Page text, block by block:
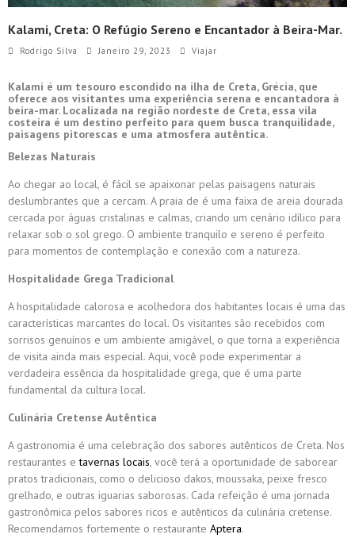
Kalami, Creta: O Refúgio Sereno e Encantador à Beira-Mar.
Rodrigo Silva Janeiro 29, 2023 Viajar
Kalami é um tesouro escondido na ilha de Creta, Grécia, que
oferece aos visitantes uma experiência serena e encantadora à
beira-mar. Localizada na região nordeste de Creta, essa vila
costeira é um destino perfeito para quem busca tranquilidade,
paisagens pitorescas e uma atmosfera autêntica.
Belezas Naturais
Ao chegar ao local, é fácil se apaixonar pelas paisagens naturais
deslumbrantes que a cercam. A praia de é uma faixa de areia dourada
cercada por águas cristalinas e calmas, criando um cenário idílico para
relaxar sob o sol grego. O ambiente tranquilo e sereno é perfeito
para momentos de contemplação e conexão com a natureza.
Hospitalidade Grega Tradicional
A hospitalidade calorosa e acolhedora dos habitantes locais é uma das
características marcantes do local. Os visitantes são recebidos com
sorrisos genuínos e um ambiente amigável, o que torna a experiência
de visita ainda mais especial. Aqui, você pode experimentar a
verdadeira essência da hospitalidade grega, que é uma parte
fundamental da cultura local.
Culinária Cretense Autêntica
A gastronomia é uma celebração dos sabores autênticos de Creta. Nos
restaurantes e tavernas locais, você terá a oportunidade de saborear
pratos tradicionais, como o delicioso dakos, moussaka, peixe fresco
grelhado, e outras iguarias saborosas. Cada refeição é uma jornada
gastronômica pelos sabores ricos e autênticos da culinária cretense.
Recomendamos fortemente o restaurante Aptera.